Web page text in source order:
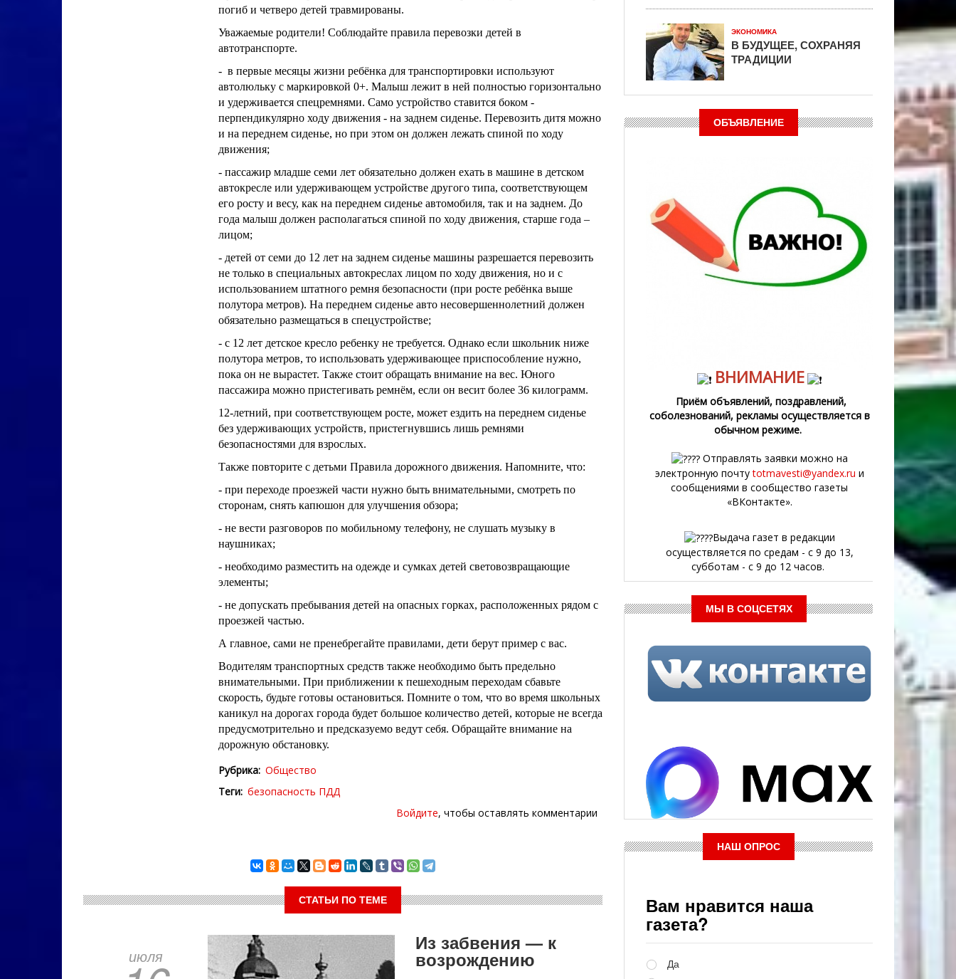
погиб и четверо детей травмированы.
Уважаемые родители! Соблюдайте правила перевозки детей в
автотранспорте.
- в первые месяцы жизни ребёнка для транспортировки используют
автолюльку с маркировкой 0+. Малыш лежит в ней полностью горизонтально
и удерживается спецремнями. Само устройство ставится боком -
перпендикулярно ходу движения - на заднем сиденье. Перевозить дитя можно
и на переднем сиденье, но при этом он должен лежать спиной по ходу
движения;
- пассажир младше семи лет обязательно должен ехать в машине в детском
автокресле или удерживающем устройстве другого типа, соответствующем
его росту и весу, как на переднем сиденье автомобиля, так и на заднем. До
года малыш должен располагаться спиной по ходу движения, старше года –
лицом;
- детей от семи до 12 лет на заднем сиденье машины разрешается перевозить
не только в специальных автокреслах лицом по ходу движения, но и с
использованием штатного ремня безопасности (при росте ребёнка выше
полутора метров). На переднем сиденье авто несовершеннолетний должен
обязательно размещаться в спецустройстве;
- с 12 лет детское кресло ребенку не требуется. Однако если школьник ниже
полутора метров, то использовать удерживающее приспособление нужно,
пока он не вырастет. Также стоит обращать внимание на вес. Юного
пассажира можно пристегивать ремнём, если он весит более 36 килограмм.
12-летний, при соответствующем росте, может ездить на переднем сиденье
без удерживающих устройств, пристегнувшись лишь ремнями
безопасностями для взрослых.
Также повторите с детьми Правила дорожного движения. Напомните, что:
- при переходе проезжей части нужно быть внимательными, смотреть по
сторонам, снять капюшон для улучшения обзора;
- не вести разговоров по мобильному телефону, не слушать музыку в
наушниках;
- необходимо разместить на одежде и сумках детей световозвращающие
элементы;
- не допускать пребывания детей на опасных горках, расположенных рядом с
проезжей частью.
А главное, сами не пренебрегайте правилами, дети берут пример с вас.
Водителям транспортных средств также необходимо быть предельно
внимательными. При приближении к пешеходным переходам сбавьте
скорость, будьте готовы остановиться. Помните о том, что во время школьных
каникул на дорогах города будет большое количество детей, которые не всегда
предусмотрительно и предсказуемо ведут себя. Обращайте внимание на
дорожную обстановку.
Рубрика Общество
Теги безопасность ПДД
Войдите, чтобы оставлять комментарии
СТАТЬИ ПО ТЕМЕ
июля
Из забвения — к
возрождению
ЭКОНОМИКА
В БУДУЩЕЕ, СОХРАНЯЯ
ТРАДИЦИИ
ОБЪЯВЛЕНИЕ
ВНИМАНИЕ
Приём объявлений, поздравлений,
соболезнований, рекламы осуществляется в
обычном режиме.
Отправлять заявки можно на
электронную почтуtotmavesti@yandex.ru и
сообщениями в сообщество газеты
«ВКонтакте».
Выдача газет в редакции
осуществляется по средам - с 9 до 13,
субботам - с 9 до 12 часов.
МЫ В СОЦСЕТЯХ
НАШ ОПРОС
Вам нравится наша
газета?
Да